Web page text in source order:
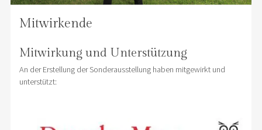
Mitwirkende
Mitwirkung und Unterstützung
An der Erstellung der Sonderausstellung haben mitgewirkt und
unterstützt: